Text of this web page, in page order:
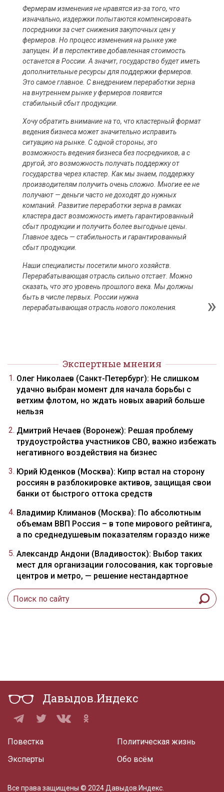
Фермерам изменения не нравятся из-за того, что
изначально, издержки попытаются компенсировать
посредники за счет снижения закупочных цен у
фермеров. Но процесс изменения на рынке уже
запущен. И в перспективе добавленная стоимость
останется в России. А значит, государство будет иметь
дополнительные ресурсы для поддержки фермеров.
Это самое главное. С внедрением переработки зерна
на внутреннем рынке у фермеров появится
стабильный сбыт продукции.
Хочу обратить внимание на то, что кластерный формат
ведения бизнеса может значительно исправить
ситуацию на рынке. С одной стороны, это
возможность ведения бизнеса без посредников, а с
другой, это возможность получать поддержку от
государства через кластер. Как мы знаем, поддержку
производителям получить очень сложно. Многие ее не
получают — деньги часто не доходят до нужных
компаний. Развитие переработки зерна в рамках
кластера даст возможность иметь гарантированный
сбыт продукции и получить более выгодные цены.
Главное здесь — стабильность и гарантированный
сбыт продукции.
Наши специалисты посетили много хозяйств.
Перерабатывающая отрасль сильно отстает. Можно
сказать, что это уровень прошлого века. Мы должны
быть в числе первых. России нужна
перерабатывающая отрасль нового поколения.
Экспертные мнения
Олег Николаев (Санкт-Петербург): Не слишком
удачно выбран момент для начала борьбы с
ветхим флотом, но ждать новых аварий больше
нельзя
Дмитрий Нечаев (Воронеж): Решая проблему
трудоустройства участников СВО, важно избежать
негативного воздействия на бизнес
Юрий Юденков (Москва): Кипр встал на сторону
россиян в разблокировке активов, защищая свои
банки от быстрого оттока средств
Владимир Климанов (Москва): По абсолютным
объемам ВВП Россия – в топе мирового рейтинга,
а по среднедушевым показателям гораздо ниже
Александр Андони (Владивосток): Выбор таких
мест для организации голосования, как торговые
центров и метро, — решение нестандартное
Давыдов.Индекс
Повестка
Эксперты
Политическая жизнь
Обо всём
Все права защищены © 2024 Давыдов.Индекс.